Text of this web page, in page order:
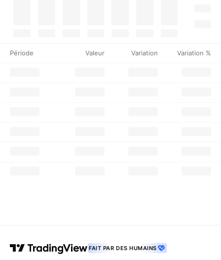
Période Valeur Variation Variation %
FAIT PAR DES HUMAINS